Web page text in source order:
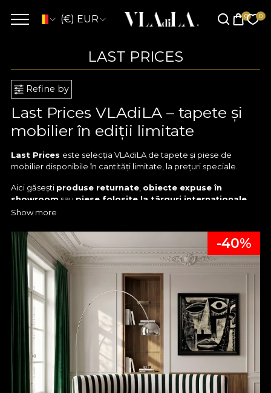
(€) EUR
LAST PRICES
Refine by
Last Prices VLAdiLA – tapete și
mobilier în ediții limitate
Last Prices este selecția VLAdiLA de tapete și piese de
mobilier disponibile în cantități limitate, la prețuri speciale.
Aici găsești produse returnate obiecte expuse în
showroom sau piese folosite la târguri internaționale
de design, toate atent verificate și aflate în stare foarte bună.
Fiecare produs din categoriaLast Prices VLAdiLArespectă
aceleași standarde ridicate de
design, calitate și finisajcare
definesc brandul nostru.
Diferența este prețul: aceste tapete și piese de mobilier sunt
disponibile cu
sau utilizării anterioare în contexte de prezentare.
Categoria Last Prices
este ideală pentru cei care caută
tapete premium la preț redussau mobilier de designer
pentru proiecte rezidențiale, comerciale sau de amenajare
interioară.
Stocul este limitat, iar fiecare piesă este unică.
Show more
-40%